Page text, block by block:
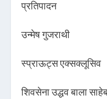
प्रतिपादन
उन्मेष गुजराथी
स्प्राऊट्स एक्सक्लूसिव
शिवसेना उद्धव बाला